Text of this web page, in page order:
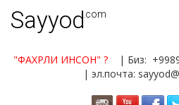
Sayyod.com
"ФАХРЛИ ИНСОН" ?
| Биз:
| эл.почта: